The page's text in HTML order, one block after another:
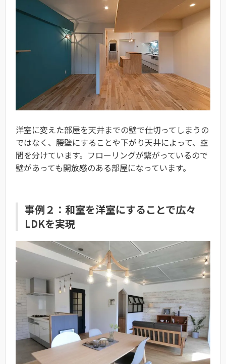
洋室に変えた部屋を天井までの壁で仕切ってしまうの
ではなく、腰壁にすることや下がり天井によって、空
間を分けています。フローリングが繋がっているので
壁があっても開放感のある部屋になっています。
事例２：和室を洋室にすることで広々
LDKを実現